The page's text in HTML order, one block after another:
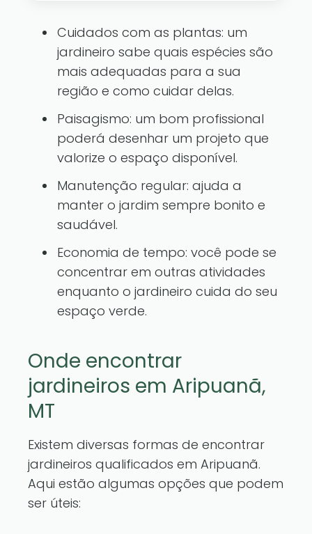
Cuidados com as plantas: um
jardineiro sabe quais espécies são
mais adequadas para a sua
região e como cuidar delas.
Paisagismo: um bom profissional
poderá desenhar um projeto que
valorize o espaço disponível.
Manutenção regular: ajuda a
manter o jardim sempre bonito e
saudável.
Economia de tempo: você pode se
concentrar em outras atividades
enquanto o jardineiro cuida do seu
espaço verde.
Onde encontrar
jardineiros em Aripuanã,
MT
Existem diversas formas de encontrar
jardineiros qualificados em Aripuanã.
Aqui estão algumas opções que podem
ser úteis: